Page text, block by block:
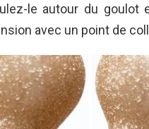
le autour du goulot
avec un point de